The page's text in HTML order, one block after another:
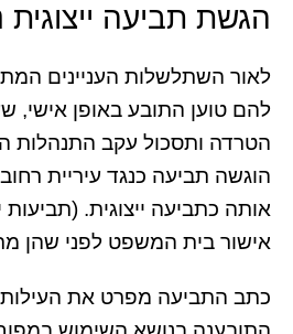
הגשת תביעה ייצוגית
לאור השתלשלות העניינים
להם טוען התובע באופן אישי,
הטרדה ותסכול עקב התנהלות
הוגשה תביעה כנגד עיריית
אותה כתביעה ייצוגית. (תביעות
אישור בית המשפט לפני שהן
כתב התביעה מפרט את העילות